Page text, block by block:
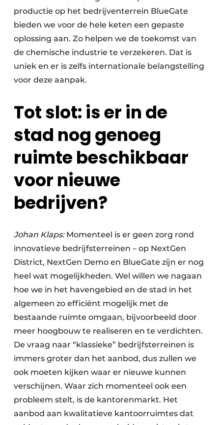
productie op het bedrijventerrein BlueGate
bieden we voor de hele keten een gepaste
oplossing aan. Zo helpen we de toekomst van
de chemische industrie te verzekeren. Dat is
uniek en er is zelfs internationale belangstelling
voor deze aanpak.
Tot slot: is er in de
stad nog genoeg
ruimte beschikbaar
voor nieuwe
bedrijven?
Johan Klaps: Momenteel is er geen zorg rond
innovatieve bedrijfsterreinen – op NextGen
District, NextGen Demo en BlueGate zijn er nog
heel wat mogelijkheden. Wel willen we nagaan
hoe we in het havengebied en de stad in het
algemeen zo efficiënt mogelijk met de
bestaande ruimte omgaan, bijvoorbeeld door
meer hoogbouw te realiseren en te verdichten.
De vraag naar “klassieke” bedrijfsterreinen is
immers groter dan het aanbod, dus zullen we
ook moeten kijken waar er nieuwe kunnen
verschijnen. Waar zich momenteel ook een
probleem stelt, is de kantorenmarkt. Het
aanbod aan kwalitatieve kantoorruimtes dat